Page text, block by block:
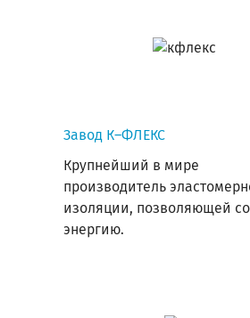
Завод К–ФЛЕКС
Крупнейший в мире
производитель
изоляции, позволяющей
энергию.